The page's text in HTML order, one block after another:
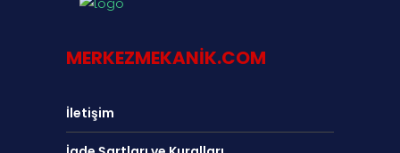
MERKEZMEKANIK.COM
İletişim